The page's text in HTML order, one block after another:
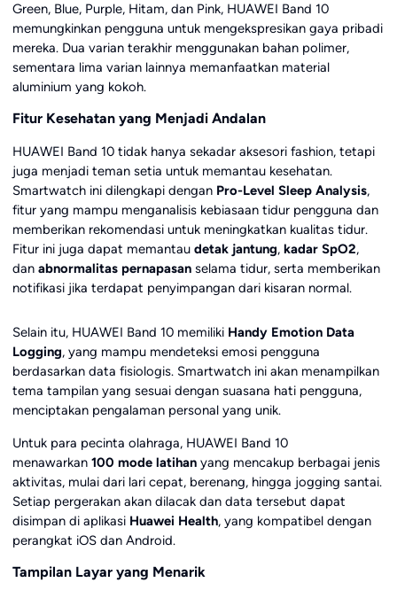
Green, Blue, Purple, Hitam, dan Pink, HUAWEI Band 10
memungkinkan pengguna untuk mengekspresikan gaya pribadi
mereka. Dua varian terakhir menggunakan bahan polimer,
sementara lima varian lainnya memanfaatkan material
aluminium yang kokoh.
Fitur Kesehatan yang Menjadi Andalan
HUAWEI Band 10 tidak hanya sekadar aksesori fashion, tetapi
juga menjadi teman setia untuk memantau kesehatan.
Smartwatch ini dilengkapi dengan Pro-Level Sleep Analysis,
fitur yang mampu menganalisis kebiasaan tidur pengguna dan
memberikan rekomendasi untuk meningkatkan kualitas tidur.
Fitur ini juga dapat memantau detak jantung, kadar SpO2,
dan abnormalitas pernapasanselama tidur, serta memberikan
notifikasi jika terdapat penyimpangan dari kisaran normal.
Selain itu, HUAWEI Band 10 memiliki Handy Emotion Data
Logging, yang mampu mendeteksi emosi pengguna
berdasarkan data fisiologis. Smartwatch ini akan menampilkan
tema tampilan yang sesuai dengan suasana hati pengguna,
menciptakan pengalaman personal yang unik.
Untuk para pecinta olahraga, HUAWEI Band 10
menawarkan 100 mode latihanyang mencakup berbagai jenis
aktivitas, mulai dari lari cepat, berenang, hingga jogging santai.
Setiap pergerakan akan dilacak dan data tersebut dapat
disimpan di aplikasi Huawei Health, yang kompatibel dengan
perangkat iOS dan Android.
Tampilan Layar yang Menarik